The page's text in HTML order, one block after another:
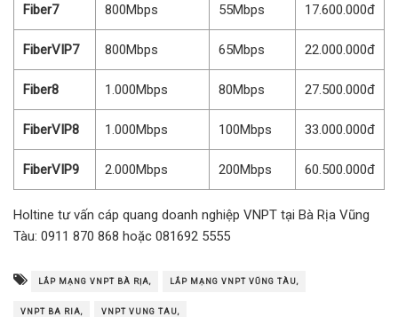
Fiber7 800Mbps 55Mbps 17.600.000đ
FiberVIP7 800Mbps 65Mbps 22.000.000đ
Fiber8 1.000Mbps 80Mbps 27.500.000đ
FiberVIP8 1.000Mbps 100Mbps 33.000.000đ
FiberVIP9 2.000Mbps 200Mbps 60.500.000đ
Holtine tư vấn cáp quang doanh nghiệp VNPT tại Bà Rịa Vũng
Tàu: 0911 870 868 hoặc 081692 5555
LẮP MẠNG VNPT BÀ RỊA, LẮP MẠNG VNPT VŨNG TÀU,
VNPT BA RIA, VNPT VUNG TAU,